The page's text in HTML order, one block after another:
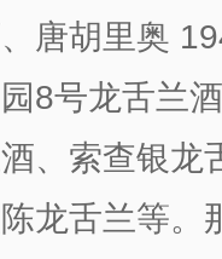
唐胡里奥
8号龙舌兰
、索查银龙
龙舌兰等。